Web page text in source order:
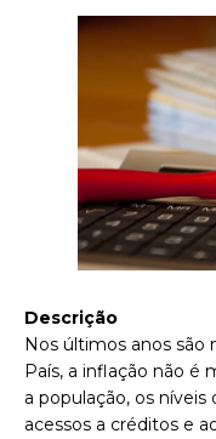
Descrição
Nos últimos anos são
País, a inflação não é
a população, os
acessos a créditos e